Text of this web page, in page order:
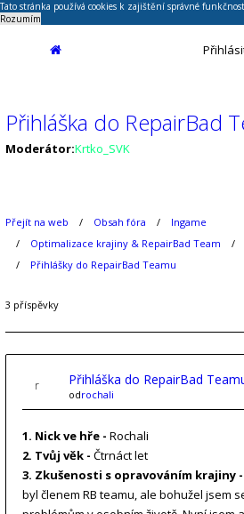
Tato stránka používá cookies k zajištění správné
Rozumím
Přihláška do RepairBad
Moderátor:Krtko_SVK
Přejít na web Obsah fóra
Ingame
Optimalizace krajiny & RepairBad Team
Přihlášky do RepairBad Teamu
3 příspěvky
Přihláška do RepairBad
odrochali
1. Nick ve hře - Rochali
2. Tvůj věk - Čtrnáct let
3. Zkušenosti s opravováním krajiny -
byl členem RB teamu, ale bohužel jsem